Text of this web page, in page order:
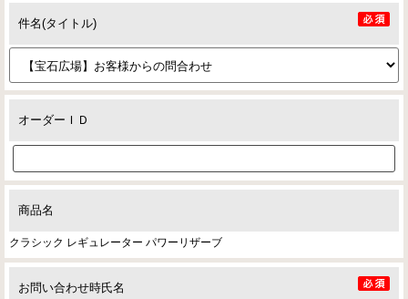
件名(タイトル)
オーダーＩＤ
商品名
クラシック レギュレーター パワーリザーブ
お問い合わせ時氏名